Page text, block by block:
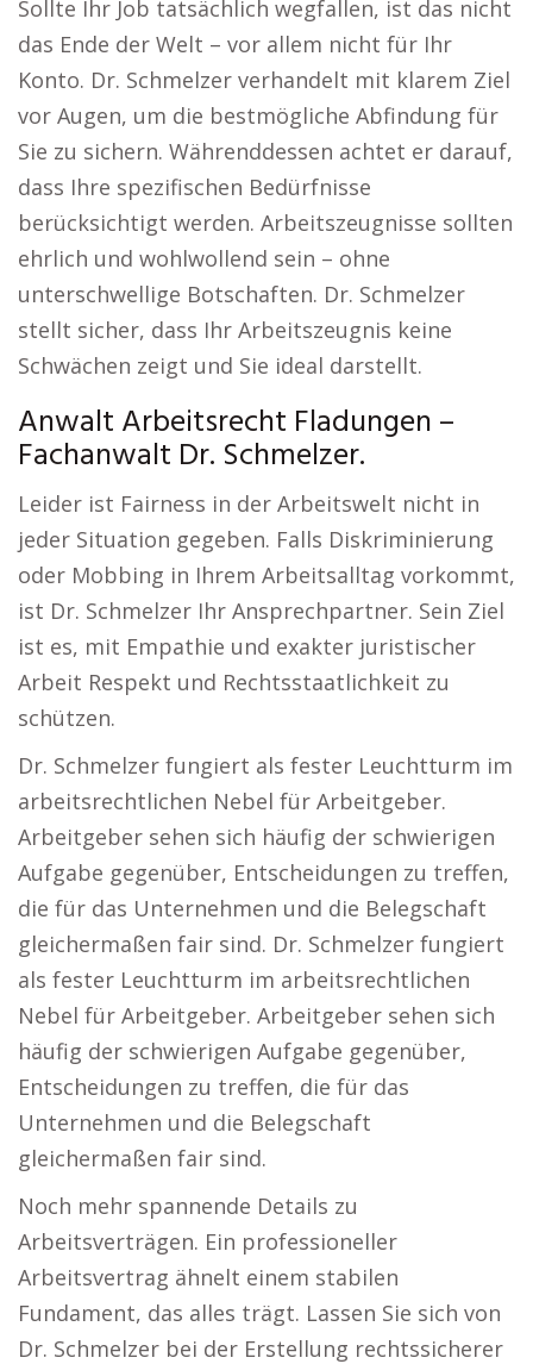
Sollte Ihr Job tatsächlich wegfallen, ist das nicht
das Ende der Welt – vor allem nicht für Ihr
Konto. Dr. Schmelzer verhandelt mit klarem Ziel
vor Augen, um die bestmögliche Abfindung für
Sie zu sichern. Währenddessen achtet er darauf,
dass Ihre spezifischen Bedürfnisse
berücksichtigt werden. Arbeitszeugnisse sollten
ehrlich und wohlwollend sein – ohne
unterschwellige Botschaften. Dr. Schmelzer
stellt sicher, dass Ihr Arbeitszeugnis keine
Schwächen zeigt und Sie ideal darstellt.
Anwalt Arbeitsrecht Fladungen –
Fachanwalt Dr. Schmelzer.
Leider ist Fairness in der Arbeitswelt nicht in
jeder Situation gegeben. Falls Diskriminierung
oder Mobbing in Ihrem Arbeitsalltag vorkommt,
ist Dr. Schmelzer Ihr Ansprechpartner. Sein Ziel
ist es, mit Empathie und exakter juristischer
Arbeit Respekt und Rechtsstaatlichkeit zu
schützen.
Dr. Schmelzer fungiert als fester Leuchtturm im
arbeitsrechtlichen Nebel für Arbeitgeber.
Arbeitgeber sehen sich häufig der schwierigen
Aufgabe gegenüber, Entscheidungen zu treffen,
die für das Unternehmen und die Belegschaft
gleichermaßen fair sind. Dr. Schmelzer fungiert
als fester Leuchtturm im arbeitsrechtlichen
Nebel für Arbeitgeber. Arbeitgeber sehen sich
häufig der schwierigen Aufgabe gegenüber,
Entscheidungen zu treffen, die für das
Unternehmen und die Belegschaft
gleichermaßen fair sind.
Noch mehr spannende Details zu
Arbeitsverträgen. Ein professioneller
Arbeitsvertrag ähnelt einem stabilen
Fundament, das alles trägt. Lassen Sie sich von
Dr. Schmelzer bei der Erstellung rechtssicherer